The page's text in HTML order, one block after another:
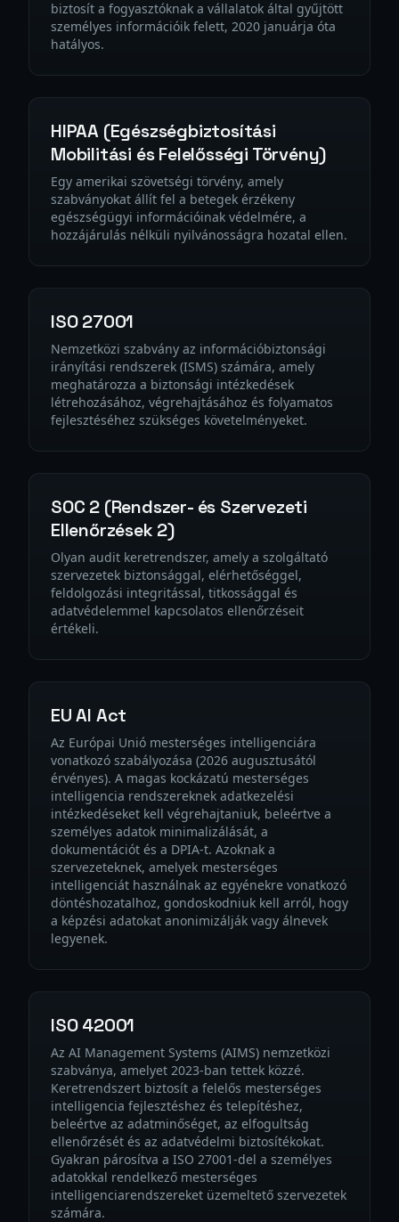
biztosít a fogyasztóknak a vállalatok által gyűjtött
személyes információik felett, 2020 januárja óta
hatályos.
HIPAA (Egészségbiztosítási
Mobilitási és Felelősségi Törvény)
Egy amerikai szövetségi törvény, amely
szabványokat állít fel a betegek érzékeny
egészségügyi információinak védelmére, a
hozzájárulás nélküli nyilvánosságra hozatal ellen.
ISO 27001
Nemzetközi szabvány az információbiztonsági
irányítási rendszerek (ISMS) számára, amely
meghatározza a biztonsági intézkedések
létrehozásához, végrehajtásához és folyamatos
fejlesztéséhez szükséges követelményeket.
SOC 2 (Rendszer- és Szervezeti
Ellenőrzések 2)
Olyan audit keretrendszer, amely a szolgáltató
szervezetek biztonsággal, elérhetőséggel,
feldolgozási integritással, titkossággal és
adatvédelemmel kapcsolatos ellenőrzéseit
értékeli.
EU AI Act
Az Európai Unió mesterséges intelligenciára
vonatkozó szabályozása (2026 augusztusától
érvényes). A magas kockázatú mesterséges
intelligencia rendszereknek adatkezelési
intézkedéseket kell végrehajtaniuk, beleértve a
személyes adatok minimalizálását, a
dokumentációt és a DPIA-t. Azoknak a
szervezeteknek, amelyek mesterséges
intelligenciát használnak az egyénekre vonatkozó
döntéshozatalhoz, gondoskodniuk kell arról, hogy
a képzési adatokat anonimizálják vagy álnevek
legyenek.
ISO 42001
Az AI Management Systems (AIMS) nemzetközi
szabványa, amelyet 2023-ban tettek közzé.
Keretrendszert biztosít a felelős mesterséges
intelligencia fejlesztéshez és telepítéshez,
beleértve az adatminőséget, az elfogultság
ellenőrzését és az adatvédelmi biztosítékokat.
Gyakran párosítva a ISO 27001-del a személyes
adatokkal rendelkező mesterséges
intelligenciarendszereket üzemeltető szervezetek
számára.